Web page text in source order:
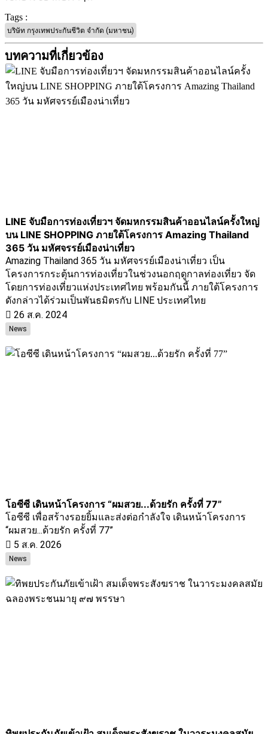
Tags :
บริษัท กรุงเทพประกันชีวิต จำกัด (มหาชน)
บทความที่เกี่ยวข้อง
LINE จับมือการท่องเที่ยวฯ จัดมหกรรมสินค้าออนไลน์ครั้งใหญ่
บน LINE SHOPPING ภายใต้โครงการ Amazing Thailand
365 วัน มหัศจรรย์เมืองน่าเที่ยว
Amazing Thailand 365 วัน มหัศจรรย์เมืองน่าเที่ยว เป็น
โครงการกระตุ้นการท่องเที่ยวในช่วงนอกฤดูกาลท่องเที่ยว จัด
โดยการท่องเที่ยวแห่งประเทศไทย พร้อมกันนี้ ภายใต้โครงการ
ดังกล่าวได้ร่วมเป็นพันธมิตรกับ LINE ประเทศไทย
26 ส.ค. 2024
News
โอซีซี เดินหน้าโครงการ “ผมสวย...ด้วยรัก ครั้งที่ 77”
โอซีซี เพื่อสร้างรอยยิ้มและส่งต่อกำลังใจ เดินหน้าโครงการ
“ผมสวย...ด้วยรัก ครั้งที่ 77”
5 ส.ค. 2026
News